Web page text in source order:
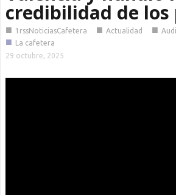
credibilidad de
■ 1rssNoticiasCafetera ■ Actualidad ■
■ La cafetera
29 octubre, 2025